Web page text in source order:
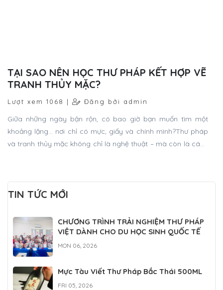
TẠI SAO NÊN HỌC THƯ PHÁP KẾT HỢP VẼ
TRANH THỦY MẶC?
Lượt xem 1068 | Đăng bởi admin
Giữa những ngày bận rộn, có bao giờ bạn muốn tìm một
khoảng lặng… nơi chỉ có mực, giấy và chính mình?Thư pháp
và tranh thủy mặc không chỉ là nghệ thuật – mà còn là cách
TIN TỨC MỚI
CHƯƠNG TRÌNH TRẢI NGHIỆM THƯ PHÁP
VIỆT DÀNH CHO DU HỌC SINH QUỐC TẾ
MON 06, 2026
Mực Tàu Viết Thư Pháp Bắc Thái 500ML
FRI 05, 2026